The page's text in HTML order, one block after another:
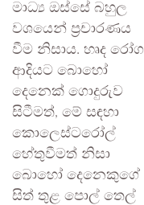
මාධ්‍ය ඔස්සේ බහුල
වශයෙන් ප්‍රචාරණය
වීම නිසාය. හෘද රෝග
ආදියට බොහෝ
දෙනෙක් ගොදුරුව
සිටීමත්, මේ සඳහා
කොලෙස්ටරෝල්
හේතුවීමත් නිසා
බොහෝ දෙනෙකුගේ
සිත් තුළ පොල් තෙල්